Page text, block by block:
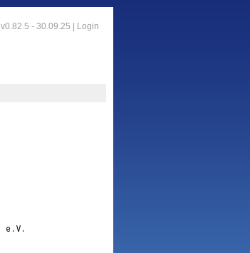
v0.82.5 - 30.09.25 | Login